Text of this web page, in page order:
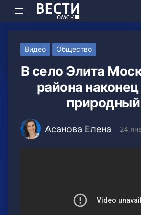
Видео Общество
В село Элита
района
природный
Асанова Елена 24